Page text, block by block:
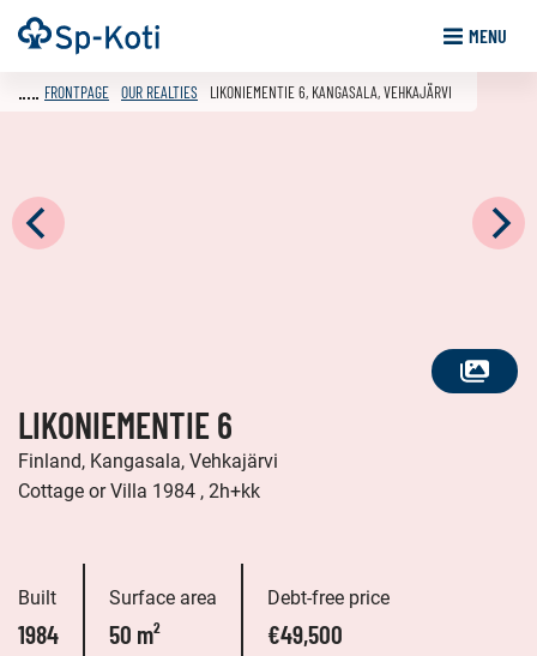
Go
to
Frontpage MENU
SEE
FRONTPAGE OUR REALTIES LIKONIEMENTIE 6, KANGASALA, VEHKAJÄRVI
LIKONIEMENTIE 6
Finland, Kangasala, Vehkajärvi
Cottage or Villa 1984 , 2h+kk
Built
1984
Surface area
50 m²
Debt-free price
€49,500